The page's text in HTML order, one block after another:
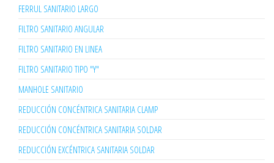
FERRUL SANITARIO LARGO
FILTRO SANITARIO ANGULAR
FILTRO SANITARIO EN LINEA
FILTRO SANITARIO TIPO "Y"
MANHOLE SANITARIO
REDUCCIÓN CONCÉNTRICA SANITARIA CLAMP
REDUCCIÓN CONCÉNTRICA SANITARIA SOLDAR
REDUCCIÓN EXCÉNTRICA SANITARIA SOLDAR